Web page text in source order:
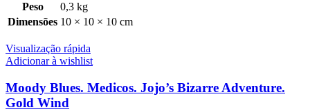
Peso
0,3 kg
Dimensões 10 × 10 × 10 cm
Visualização rápida
Adicionar à wishlist
Moody Blues. Medicos. Jojo’s Bizarre Adventure.
Gold Wind